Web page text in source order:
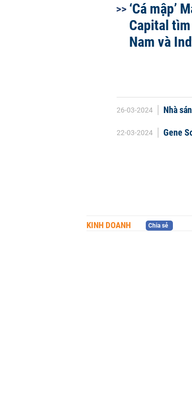
‘Cá mập’
Capital
Nam và
26-03-2024 Nhà
22-03-2024 Gene
KINH DOANH Chia sẻ